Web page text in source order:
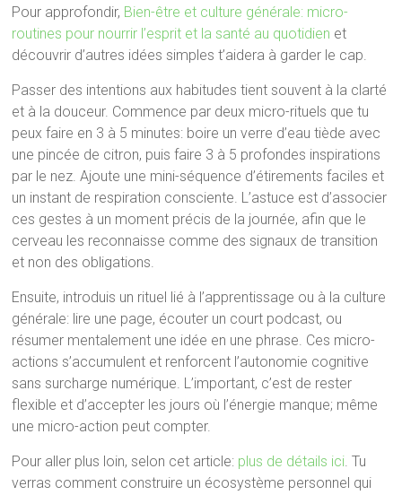
Pour approfondir, Bien-être et culture générale: micro-
routines pour nourrir l’esprit et la santé au quotidien et
découvrir d’autres idées simples t’aidera à garder le cap.
Passer des intentions aux habitudes tient souvent à la clarté
et à la douceur. Commence par deux micro-rituels que tu
peux faire en 3 à 5 minutes: boire un verre d’eau tiède avec
une pincée de citron, puis faire 3 à 5 profondes inspirations
par le nez. Ajoute une mini-séquence d’étirements faciles et
un instant de respiration consciente. L’astuce est d’associer
ces gestes à un moment précis de la journée, afin que le
cerveau les reconnaisse comme des signaux de transition
et non des obligations.
Ensuite, introduis un rituel lié à l’apprentissage ou à la culture
générale: lire une page, écouter un court podcast, ou
résumer mentalement une idée en une phrase. Ces micro-
actions s’accumulent et renforcent l’autonomie cognitive
sans surcharge numérique. L’important, c’est de rester
flexible et d’accepter les jours où l’énergie manque; même
une micro-action peut compter.
Pour aller plus loin, selon cet article: plus de détails ici. Tu
verras comment construire un écosystème personnel qui